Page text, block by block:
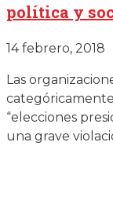
política y
14 febrero, 2018
Las
“elecciones
una grave